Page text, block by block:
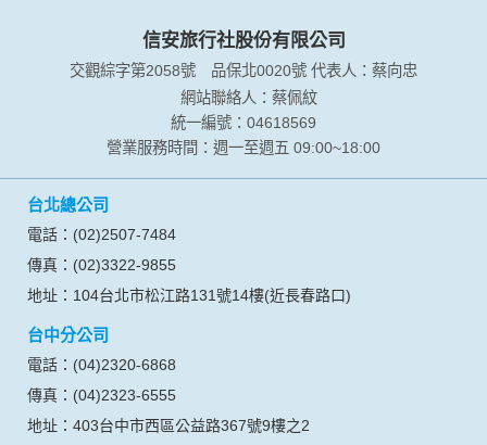
信安旅行社股份有限公司
交觀綜字第2058號 品保北0020號 代表人：蔡向忠
網站聯絡人：蔡佩紋
統一編號：04618569
營業服務時間：週一至週五 09:00~18:00
台北總公司
電話：(02)2507-7484
傳真：(02)3322-9855
地址：104台北市松江路131號14樓(近長春路口)
台中分公司
電話：(04)2320-6868
傳真：(04)2323-6555
地址：403台中市西區公益路367號9樓之2